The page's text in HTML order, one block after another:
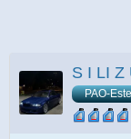
S I LI Z
PAO-